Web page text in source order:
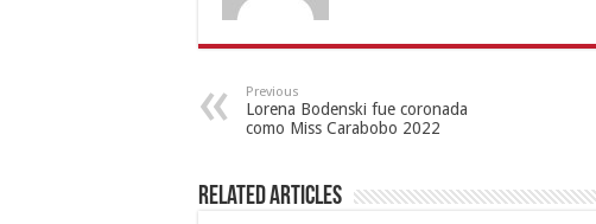
Previous
Lorena Bodenski fue coronada
como Miss Carabobo 2022
Related Articles